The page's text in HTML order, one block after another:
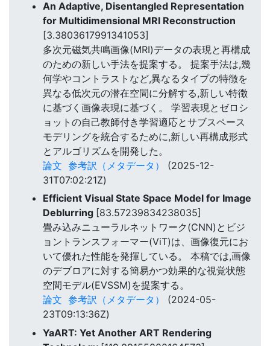
An Adaptive, Disentangled Representation
for Multidimensional MRI Reconstruction
[3.3803617991341053]
多次元磁気共鳴画像(MRI)データの表現と再構成
のための新しい手法を提案する。 提案手法は,幾
何学やコントラストなど,異なるタイプの特徴を
異なる低次元の潜在空間に分解する,新しい特徴
に基づく画像表現に基づく。 学習表現とゼロシ
ョットの自己教師付き学習適応とサブスペース
モデリングを統合するために,新しい再構成形式
とアルゴリズムを開発した。
論文 参考訳（メタデータ）
(2025-12-
31T07:02:21Z)
Efficient Visual State Space Model for Image
Deblurring [83.57239834238035]
畳み込みニューラルネットワーク(CNN)とビジ
ョントランスフォーマー(ViT)は、画像復元にお
いて優れた性能を発揮している。 本稿では,画像
のデブロアに対する簡易かつ効果的な視覚状態
空間モデル(EVSSM)を提案する。
論文 参考訳（メタデータ）
(2024-05-
23T09:13:36Z)
YaART: Yet Another ART Rendering